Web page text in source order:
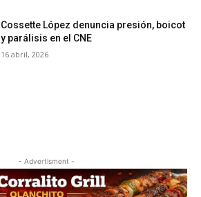
Cossette López denuncia presión, boicot
y parálisis en el CNE
16 abril, 2026
- Advertisment -